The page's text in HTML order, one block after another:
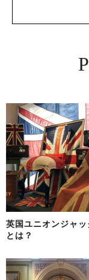
英国ユニオンジャ
とは？